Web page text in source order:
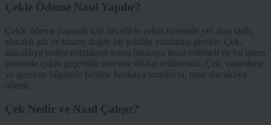
Çekle Ödeme Nasıl Yapılır?
Çekle ödeme yapmak için öncelikle çekin üzerinde yer alan tarih,
alacaklı adı ve tutarın doğru bir şekilde yazılması gerekir. Çek,
alacaklıya teslim edildikten sonra bankaya ibraz edilmeli ve bu işlem
sırasında çekin geçerlilik süresine dikkat edilmelidir. Çek, vadesinde
ve gereken bilgilerle birlikte bankaya sunulursa, tutar alacaklıya
ödenir.
Çek Nedir ve Nasıl Çalışır?